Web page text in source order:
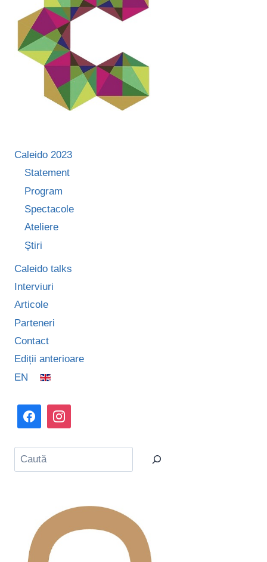
RĂDESCU
Caleido 2023
Statement
Program
Spectacole
Ateliere
Știri
Caleido talks
Interviuri
Articole
Parteneri
Contact
Ediții anterioare
EN
Caută